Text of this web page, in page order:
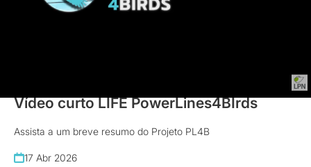
Vídeo curto LIFE PowerLines4BIrds
Assista a um breve resumo do Projeto PL4B
17 Abr 2026